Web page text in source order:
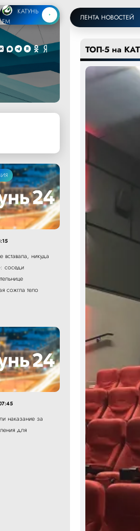
КАТУНЬ
FM
вставала, никуда
соседи
сожгла тело
наказание за
для
ЛЕНТА НОВОСТЕЙ
ТОП-5 на